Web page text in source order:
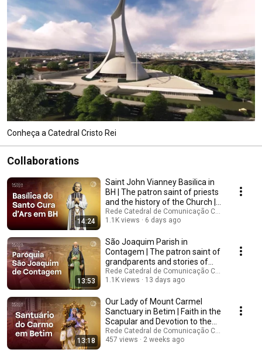
Conheça a Catedral Cristo Rei
Collaborations
14:24
Saint John Vianney Basilica in
BH | The patron saint of priests
and the history of the Church |
O...
Rede Catedral de Comunicação Católica and 3
1.1K views
6 days ago
13:53
São Joaquim Parish in
Contagem | The patron saint of
grandparents and stories of
faith | Our Pari...
Rede Catedral de Comunicação Católica and 3
1.1K views
13 days ago
13:18
Our Lady of Mount Carmel
Sanctuary in Betim | Faith in the
Scapular and Devotion to the
Patron Sa...
Rede Catedral de Comunicação Católica and 3
457 views
2 weeks ago